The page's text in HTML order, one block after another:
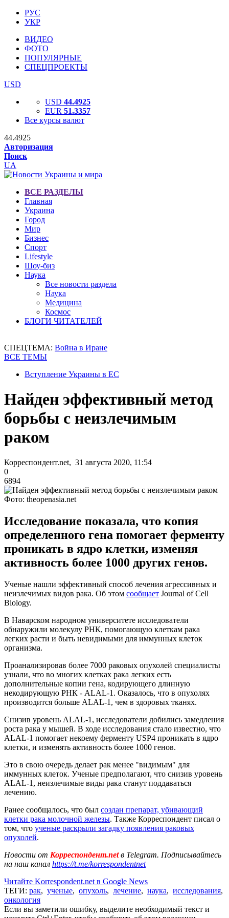
РУС
УКР
ВИДЕО
ФОТО
ПОПУЛЯРНЫЕ
СПЕЦПРОЕКТЫ
USD
USD 44.4925
EUR 51.3357
Все курсы валют
44.4925
Авторизация
Поиск
UA
ВСЕ РАЗДЕЛЫ
Главная
Украина
Город
Мир
Бизнес
Спорт
Lifestyle
Шоу-биз
Наука
Все новости раздела
Наука
Медицина
Космос
БЛОГИ ЧИТАТЕЛЕЙ
СПЕЦТЕМА: Война в Иране
ВСЕ ТЕМЫ
Вступление Украины в ЕС
Найден эффективный метод
борьбы с неизлечимым
раком
Корреспондент.net, 31 августа 2020, 11:54
0
6894
Фото: theopenasia.net
Исследование показала, что копия
определенного гена помогает ферменту
проникать в ядро клетки, изменяя
активность более 1000 других генов.
Ученые нашли эффективный способ лечения агрессивных и
неизлечимых видов рака. Об этом сообщает Journal of Cell
Biology.
В Наварском народном университете исследователи
обнаружили молекулу РНК, помогающую клеткам рака
легких расти и быть невидимыми для иммунных клеток
организма.
Проанализировав более 7000 раковых опухолей специалисты
узнали, что во многих клетках рака легких есть
дополнительные копии гена, кодирующего длинную
некодирующую РНК - ALAL-1. Оказалось, что в опухолях
производится больше ALAL-1, чем в здоровых тканях.
Снизив уровень ALAL-1, исследователи добились замедления
роста рака у мышей. В ходе исследования стало известно, что
ALAL-1 помогает некоему ферменту USP4 проникать в ядро
клетки, и изменять активность более 1000 генов.
Это в свою очередь делает рак менее "видимым" для
иммунных клеток. Ученые предполагают, что снизив уровень
ALAL-1, неизлечимые виды рака станут поддаваться
лечению.
Ранее сообщалось, что был создан препарат, убивающий
клетки рака молочной железы. Также Корреспондент писал о
том, что ученые раскрыли загадку появления раковых
опухолей.
Новости от Корреспондент.netв Telegram. Подписывайтесь
на наш канал https://t.me/korrespondentnet
Читайте Korrespondent.net в Google News
ТЕГИ: рак, ученые, опухоль, лечение, наука, исследования,
онкология
Если вы заметили ошибку, выделите необходимый текст и